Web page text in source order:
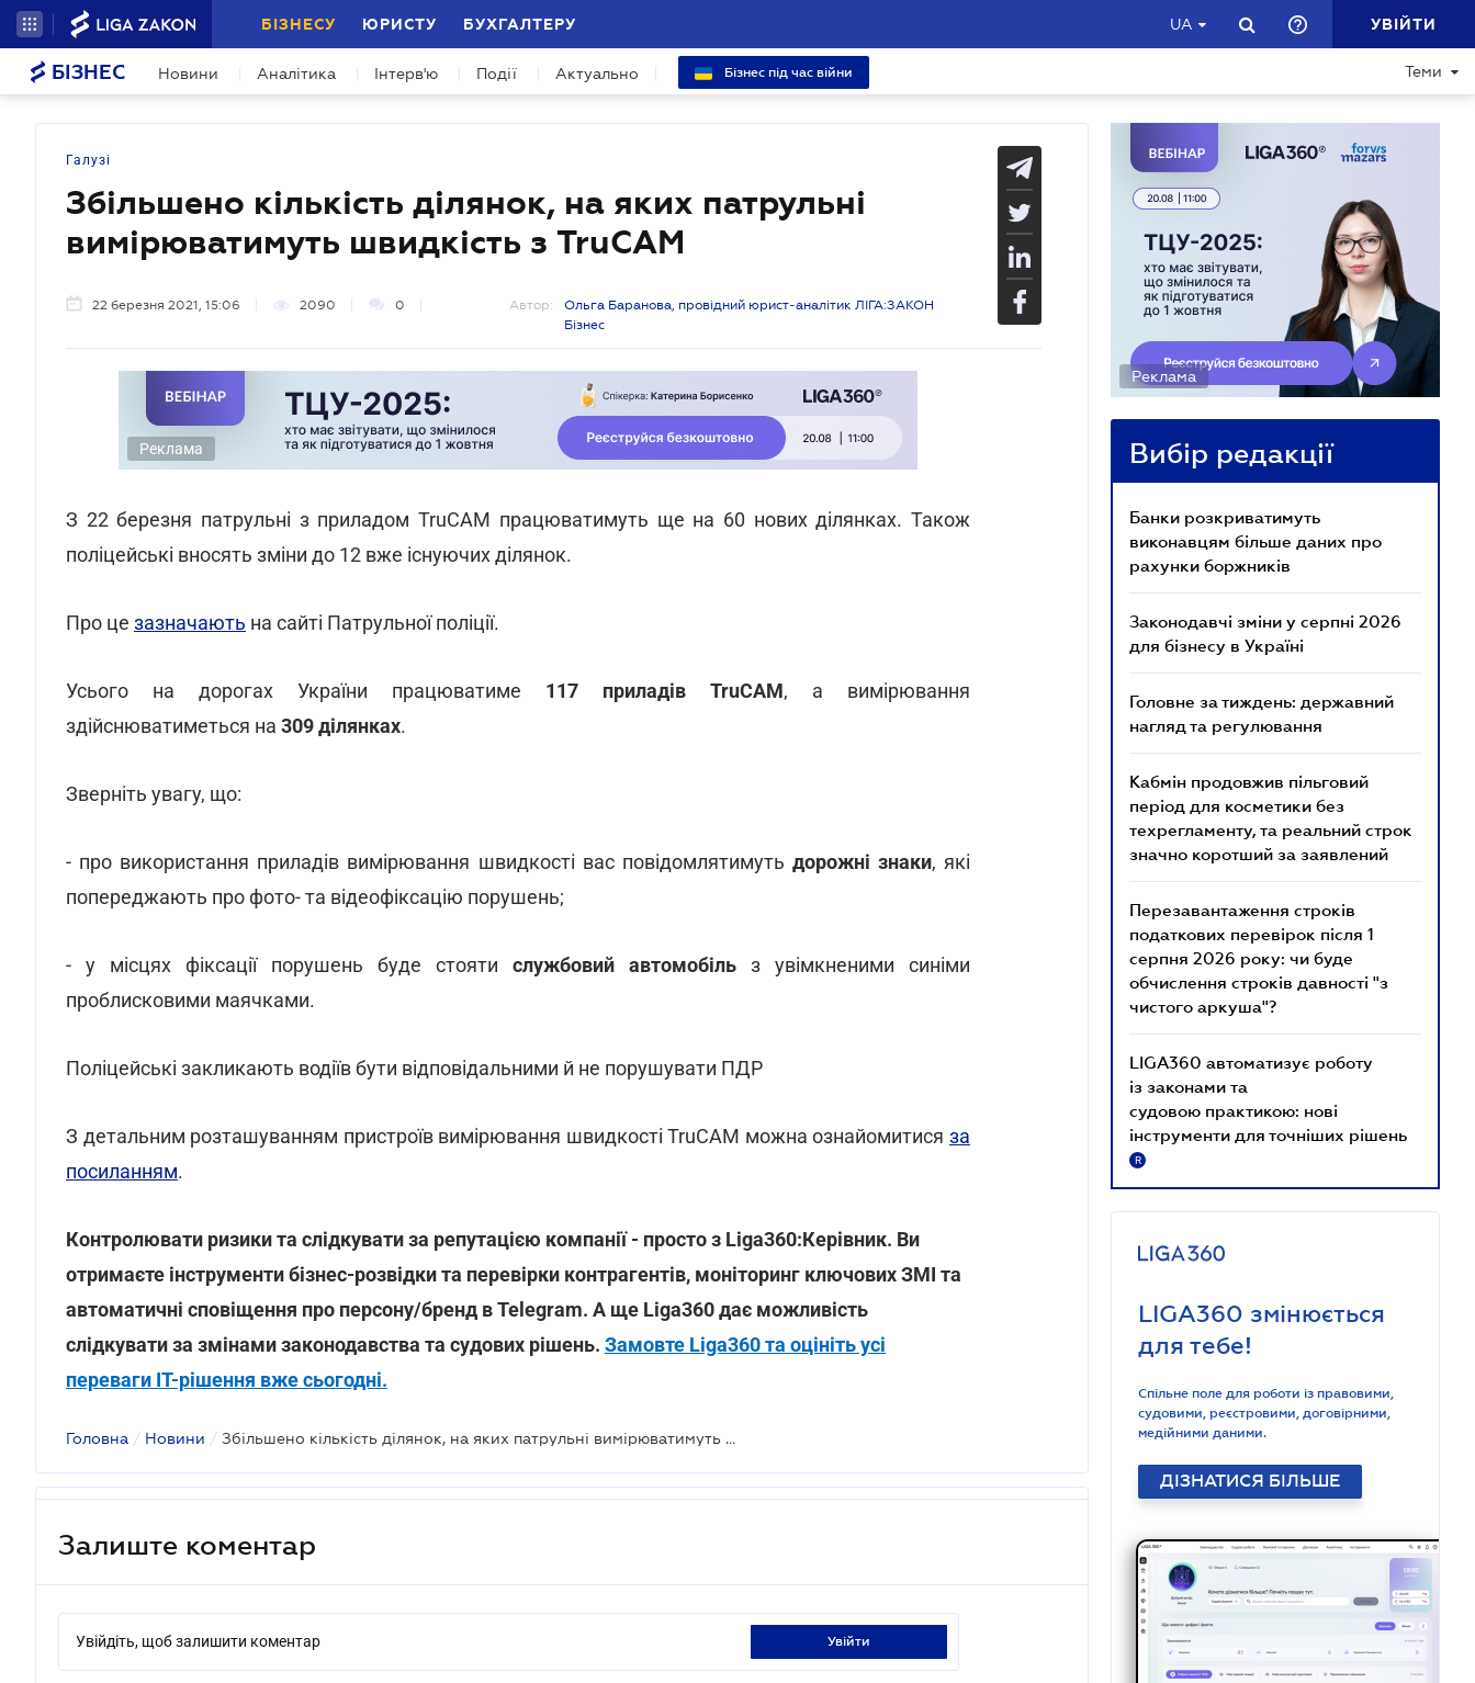
БІЗНЕСУ ЮРИСТУ БУХГАЛТЕРУ UA УВІЙТИ
БІЗНЕС Новини Аналітика Інтерв'ю Події Актуально Бізнес під час війни Теми
Галузі
Збільшено кількість ділянок, на яких патрульні
вимірюватимуть швидкість з TruCAM
22 березня 2021, 15:06 2090 0 Автор:
Ольга Баранова, провідний юрист-аналітик ЛІГА:ЗАКОН
Бізнес
Реклама
З 22 березня патрульні з приладом TruCAM працюватимуть ще на 60 нових ділянках. Також
поліцейські вносять зміни до 12 вже існуючих ділянок.
Про це зазначають на сайті Патрульної поліції.
Усього на дорогах України працюватиме 117 приладів TruCAM, а вимірювання
здійснюватиметься на 309 ділянках.
Зверніть увагу, що:
- про використання приладів вимірювання швидкості вас повідомлятимуть дорожні знаки, які
попереджають про фото- та відеофіксацію порушень;
- у місцях фіксації порушень буде стояти службовий автомобіль з увімкненими синіми
проблисковими маячками.
Поліцейські закликають водіїв бути відповідальними й не порушувати ПДР
З детальним розташуванням пристроїв вимірювання швидкості TruCAM можна ознайомитися за
посиланням.
Контролювати ризики та слідкувати за репутацією компанії - просто з Liga360:Керівник. Ви
отримаєте інструменти бізнес-розвідки та перевірки контрагентів, моніторинг ключових ЗМІ та
автоматичні сповіщення про персону/бренд в Telegram. А ще Liga360 дає можливість
слідкувати за змінами законодавства та судових рішень. Замовте Liga360 та оцініть усі
переваги ІТ-рішення вже сьогодні.
Головна / Новини / Збільшено кількість ділянок, на яких патрульні вимірюватимуть швидкість з TruCAM
Залиште коментар
Увійдіть, щоб залишити коментар увійти
Реклама
Вибір редакції
Банки розкриватимуть
виконавцям більше даних про
рахунки боржників
Законодавчі зміни у серпні 2026
для бізнесу в Україні
Головне за тиждень: державний
нагляд та регулювання
Кабмін продовжив пільговий
період для косметики без
техрегламенту, та реальний строк
значно коротший за заявлений
Перезавантаження строків
податкових перевірок після 1
серпня 2026 року: чи буде
обчислення строків давності "з
чистого аркуша"?
LIGA360 автоматизує роботу
із законами та
судовою практикою: нові
інструменти для точніших рішень
R
LIGA360 змінюється
для тебе!
Спільне поле для роботи із правовими,
судовими, реєстровими, договірними,
медійними даними.
ДІЗНАТИСЯ БІЛЬШЕ